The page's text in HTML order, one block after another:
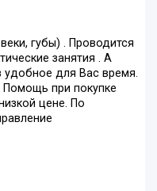
губы) . Проводится
занятия . А
удобное для Вас время.
Помощь при покупке
цене. По